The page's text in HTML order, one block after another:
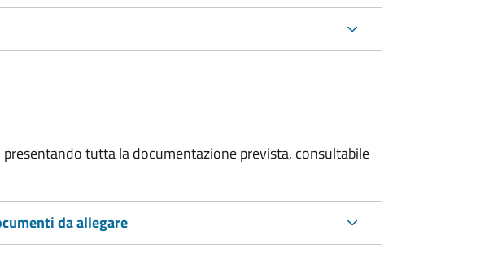
tutta la documentazione prevista, consultabile
da allegare